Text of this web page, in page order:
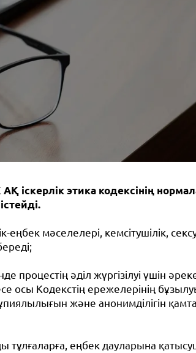
іскерлік этика кодексінің
еңбек мәселелері, кемсітушілік,
процестің әділ жүргізілуі үшін
осы Кодекстің ережелерінің
және анонимділігін
тұлғаларға, еңбек дауларына